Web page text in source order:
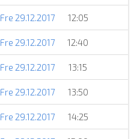
Fre 29.12.2017 12:05
Fre 29.12.2017 12:40
Fre 29.12.2017 13:15
Fre 29.12.2017 13:50
Fre 29.12.2017 14:25